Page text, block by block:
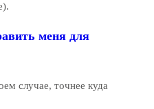
меня для
случае, точнее куда